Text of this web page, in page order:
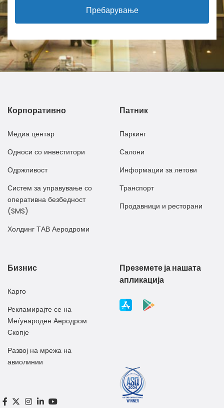
Пребарување
Корпоративно
Медиа центар
Односи со инвеститори
Одржливост
Систем за управување со
оперативна безбедност
(SMS)
Холдинг ТАВ Аеродроми
Патник
Паркинг
Салони
Информации за летови
Транспорт
Продавници и ресторани
Бизнис
Карго
Рекламирајте се на
Меѓународен Аеродром
Скопје
Развој на мрежа на
авиолинии
Преземете ја нашата
апликација